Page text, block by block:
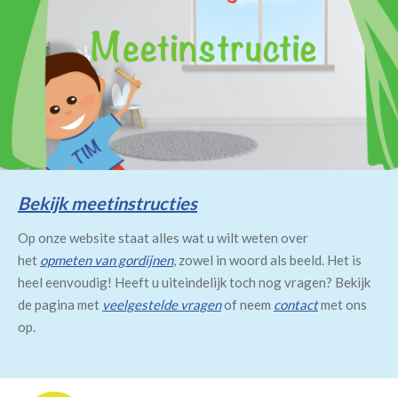
Bekijk meetinstructies
Op onze website staat alles wat u wilt weten over
het opmeten van gordijnen, zowel in woord als beeld. Het is
heel eenvoudig! Heeft u uiteindelijk toch nog vragen? Bekijk
de pagina met veelgestelde vragenof neem contactmet ons
op.